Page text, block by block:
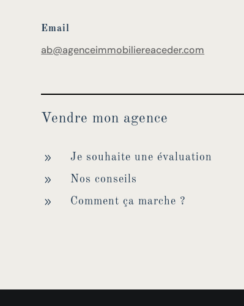
Email
ab@agenceimmobiliereaceder.com
Vendre mon agence
9 Je souhaite une évaluation
9 Nos conseils
9 Comment ça marche ?